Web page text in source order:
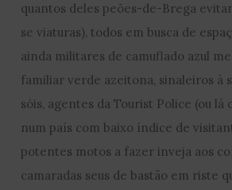
quantos deles peões-de-Brega
se viaturas), todos em busca de
ainda militares de camuflado azul
familiar verde azeitona, sinaleiros à
sóis, agentes da Tourist Police (ou lá
num país com baixo índice de
potentes motos a fazer inveja aos
camaradas seus de bastão em riste